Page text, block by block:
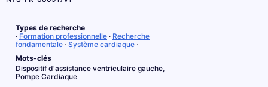
Types de recherche
· Formation professionnelle · Recherche
fondamentale · Système cardiaque ·
Mots-clés
Dispositif d'assistance ventriculaire gauche,
Pompe Cardiaque